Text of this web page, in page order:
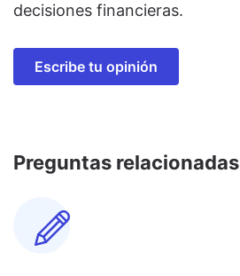
decisiones financieras.
Escribe tu opinión
Preguntas relacionadas